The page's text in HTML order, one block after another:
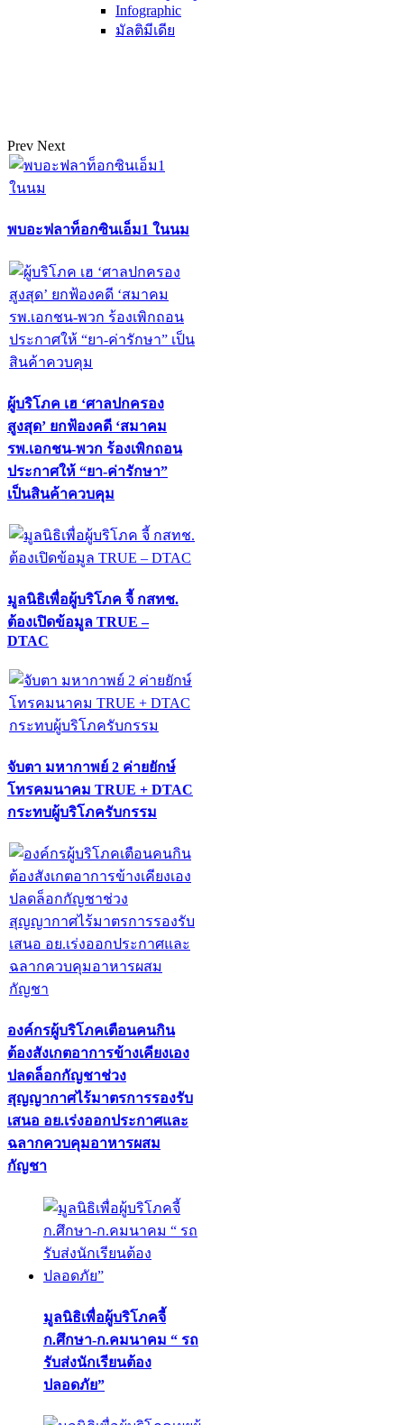
Infographic
มัลติมีเดีย
Prev Next
พบอะฟลาท็อกซินเอ็ม1 ในนม
ผู้บริโภค เฮ ‘ศาลปกครอง
สูงสุด’ ยกฟ้องคดี ‘สมาคม
รพ.เอกชน-พวก ร้องเพิกถอน
ประกาศให้ “ยา-ค่ารักษา”
เป็นสินค้าควบคุม
มูลนิธิเพื่อผู้บริโภค จี้ กสทช.
ต้องเปิดข้อมูล TRUE –
DTAC
จับตา มหากาพย์ 2 ค่ายยักษ์
โทรคมนาคม TRUE + DTAC
กระทบผู้บริโภครับกรรม
องค์กรผู้บริโภคเตือนคนกิน
ต้องสังเกตอาการข้างเคียงเอง
ปลดล็อกกัญชาช่วง
สุญญากาศไร้มาตรการรองรับ
เสนอ อย.เร่งออกประกาศและ
ฉลากควบคุมอาหารผสม
กัญชา
มูลนิธิเพื่อผู้บริโภคจี้
ก.ศึกษา-ก.คมนาคม “ รถ
รับส่งนักเรียนต้อง
ปลอดภัย”